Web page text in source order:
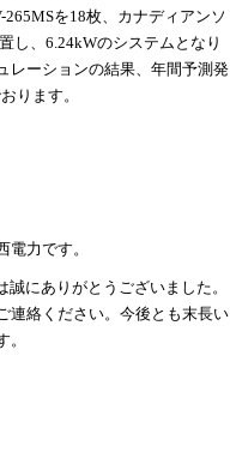
を18枚、カナディアンソ
し、6.24kWのシステムとなり
レーションの結果、年間予測発
ります。
電力です。
にありがとうございました。
連絡ください。今後とも末長い